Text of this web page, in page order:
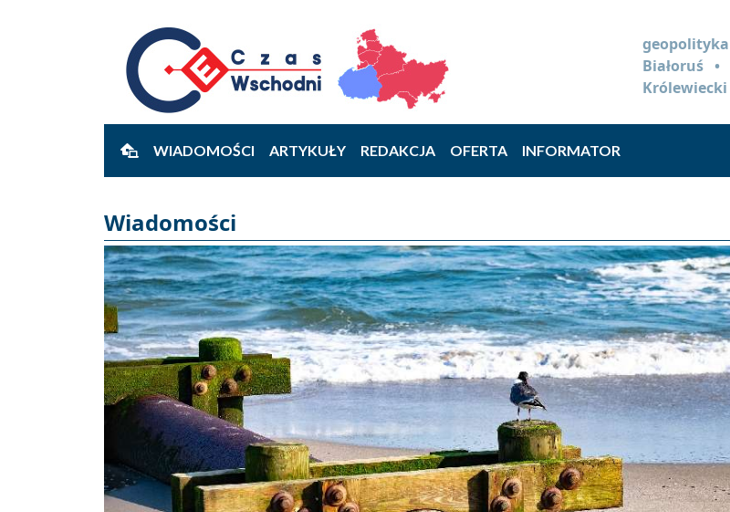
geopolityka
Białoruś
Królewiecki
WIADOMOŚCI ARTYKUŁY REDAKCJA OFERTA INFORMATOR
Wiadomości